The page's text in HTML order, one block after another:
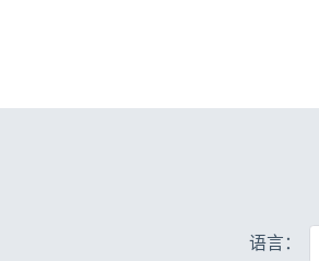
语言：